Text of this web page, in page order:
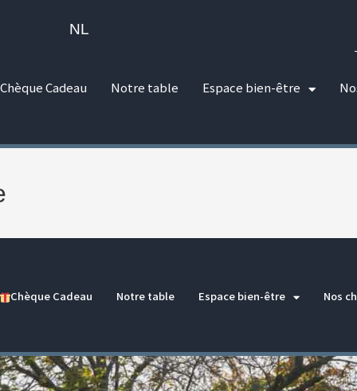
NL
Chèque Cadeau Notre table Espace bien-être
Chèque Cadeau Notre table Espace bien-être Nos